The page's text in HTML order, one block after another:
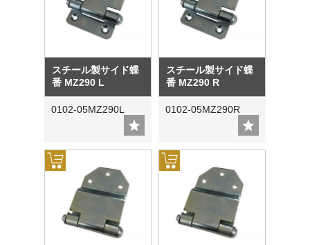
スチール製サイド蝶
番 MZ290 L
0102-05MZ290L
スチール製サイド蝶
番 MZ290 R
0102-05MZ290R